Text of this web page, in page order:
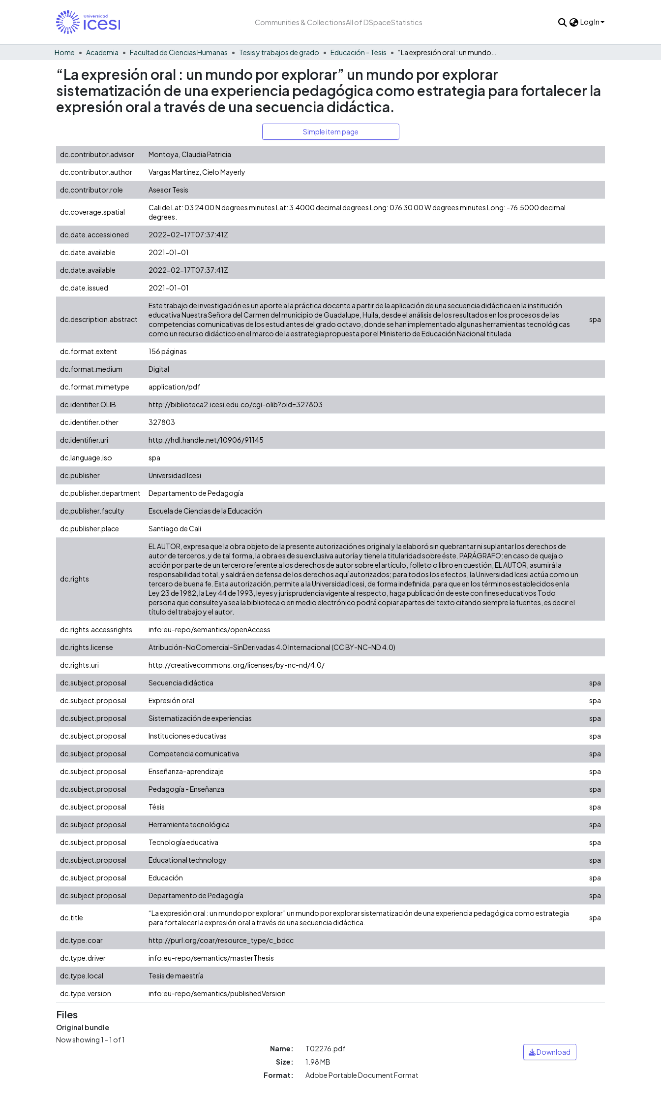
Communities & CollectionsAll of DSpaceStatistics Log In
Home Academia Facultad de Ciencias Humanas Tesis y trabajos de grado Educación - Tesis
“La expresión oral : un mundo por explorar” un mundo por explorar
sistematización de una experiencia pedagógica como estrategia para fortalecer la
expresión oral a través de una secuencia didáctica.
Simple item page
dc.contributor.advisor
Montoya, Claudia Patricia
dc.contributor.author
Vargas Martínez, Cielo Mayerly
dc.contributor.role
Asesor Tesis
dc.coverage.spatial
Cali de Lat: 03 24 00 N degrees minutes Lat: 3.4000 decimal degrees Long: 076 30 00 W degrees minutes Long: -76.5000 decimal
degrees.
dc.date.accessioned
2022-02-17T07:37:41Z
dc.date.available
2021-01-01
dc.date.available
2022-02-17T07:37:41Z
dc.date.issued
2021-01-01
dc.description.abstract
Este trabajo de investigación es un aporte a la práctica docente a partir de la aplicación de una secuencia didáctica en la institución
educativa Nuestra Señora del Carmen del municipio de Guadalupe, Huila, desde el análisis de los resultados en los procesos de las
competencias comunicativas de los estudiantes del grado octavo, donde se han implementado algunas herramientas tecnológicas
como un recurso didáctico en el marco de la estrategia propuesta por el Ministerio de Educación Nacional titulada
spa
dc.format.extent
156 páginas
dc.format.medium
Digital
dc.format.mimetype
application/pdf
dc.identifier.OLIB
http://biblioteca2.icesi.edu.co/cgi-olib?oid=327803
dc.identifier.other
327803
dc.identifier.uri
http://hdl.handle.net/10906/91145
dc.language.iso
spa
dc.publisher
Universidad Icesi
dc.publisher.department
Departamento de Pedagogía
dc.publisher.faculty
Escuela de Ciencias de la Educación
dc.publisher.place
Santiago de Cali
dc.rights
EL AUTOR, expresa que la obra objeto de la presente autorización es original y la elaboró sin quebrantar ni suplantar los derechos de
autor de terceros, y de tal forma, la obra es de su exclusiva autoría y tiene la titularidad sobre éste. PARÁGRAFO: en caso de queja o
acción por parte de un tercero referente a los derechos de autor sobre el artículo, folleto o libro en cuestión, EL AUTOR, asumirá la
responsabilidad total, y saldrá en defensa de los derechos aquí autorizados; para todos los efectos, la Universidad Icesi actúa como un
tercero de buena fe. Esta autorización, permite a la Universidad Icesi, de forma indefinida, para que en los términos establecidos en la
Ley 23 de 1982, la Ley 44 de 1993, leyes y jurisprudencia vigente al respecto, haga publicación de este con fines educativos Todo
persona que consulte ya sea la biblioteca o en medio electrónico podrá copiar apartes del texto citando siempre la fuentes, es decir el
título del trabajo y el autor.
dc.rights.accessrights
info:eu-repo/semantics/openAccess
dc.rights.license
Atribución-NoComercial-SinDerivadas 4.0 Internacional (CC BY-NC-ND 4.0)
dc.rights.uri
http://creativecommons.org/licenses/by-nc-nd/4.0/
dc.subject.proposal
Secuencia didáctica
spa
dc.subject.proposal
Expresión oral
spa
dc.subject.proposal
Sistematización de experiencias
spa
dc.subject.proposal
Instituciones educativas
spa
dc.subject.proposal
Competencia comunicativa
spa
dc.subject.proposal
Enseñanza-aprendizaje
spa
dc.subject.proposal
Pedagogía - Enseñanza
spa
dc.subject.proposal
Tésis
spa
dc.subject.proposal
Herramienta tecnológica
spa
dc.subject.proposal
Tecnología educativa
spa
dc.subject.proposal
Educational technology
spa
dc.subject.proposal
Educación
spa
dc.subject.proposal
Departamento de Pedagogía spa
dc.title
“La expresión oral : un mundo por explorar” un mundo por explorar sistematización de una experiencia pedagógica como estrategia
para fortalecer la expresión oral a través de una secuencia didáctica.
spa
dc.type.coar
http://purl.org/coar/resource_type/c_bdcc
dc.type.driver
info:eu-repo/semantics/masterThesis
dc.type.local
Tesis de maestría
dc.type.version
info:eu-repo/semantics/publishedVersion
Files
Original bundle
Now showing1 - 1 of 1
Name:
T02276.pdf
Size:
1.98 MB
Format:
Adobe Portable Document Format
Download